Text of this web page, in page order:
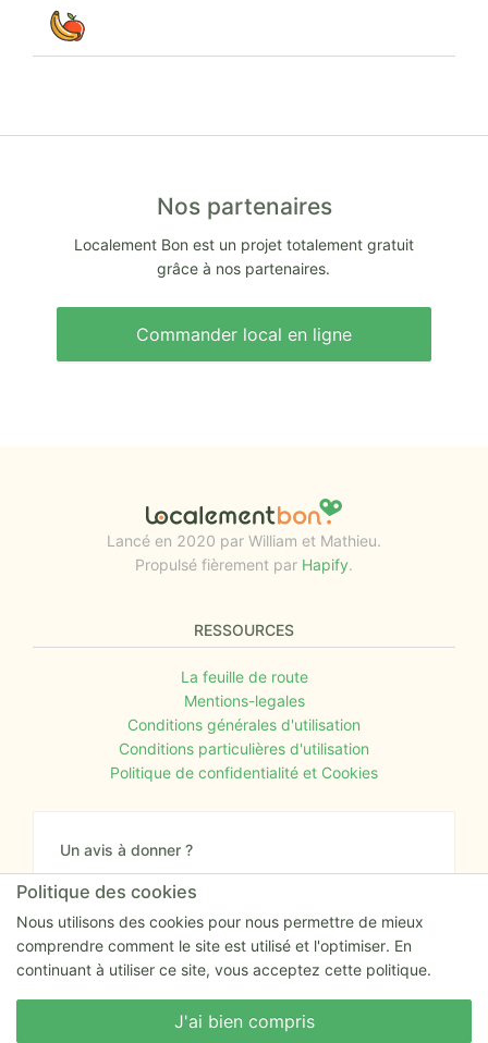
Nos partenaires
Localement Bon est un projet totalement gratuit
grâce à nos partenaires.
Commander local en ligne
Lancé en 2020 par William et Mathieu.
Propulsé fièrement par Hapify.
RESSOURCES
La feuille de route
Mentions-legales
Conditions générales d'utilisation
Conditions particulières d'utilisation
Politique de confidentialité et Cookies
Un avis à donner ?
Donnez nous votre avis sur le site ou proposez
nous tout simplement vos nouvelles idées.
Nous écrire
Politique des cookies
Nous utilisons des cookies pour nous permettre de mieux
comprendre comment le site est utilisé et l'optimiser. En
continuant à utiliser ce site, vous acceptez cette politique.
J'ai bien compris